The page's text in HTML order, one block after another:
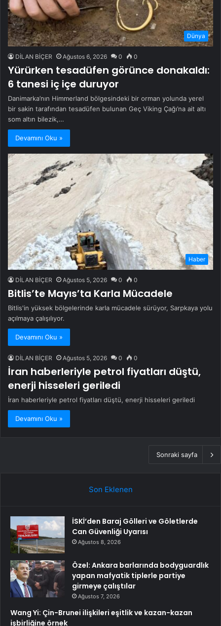
Dünya
DİLAN BİÇER Ağustos 6, 2026 0 0
Yürürken tesadüfen görünce donakaldı:
6 tanesi iç içe duruyor
Danimarka’nın Himmerland bölgesindeki bir orman yolunda yerel
bir sakin tarafından tesadüfen bulunan Geç Viking Çağı’na ait altı
som altın bilezik,…
Devamını Oku »
Haber
DİLAN BİÇER Ağustos 5, 2026 0 0
Bitlis’te Mayıs’ta Karla Mücadele
Bitlis'in yüksek bölgelerinde karla mücadele sürüyor, Sarpkaya yolu
açılmaya çalışılıyor.
Devamını Oku »
DİLAN BİÇER Ağustos 5, 2026 0 0
İran haberleriyle petrol fiyatları düştü,
enerji hisseleri geriledi
İran haberleriyle petrol fiyatları düştü, enerji hisseleri geriledi
Devamını Oku »
Sonraki sayfa
Son Eklenen
İSKİ’den Baraj Gölleri ve Göletlerde
Can Güvenliği Uyarısı
Ağustos 8, 2026
Özel: Ankara barlarında bodyguardlık
yapan mafyatik tiplerle partiye
girmeye çalıştılar
Ağustos 7, 2026
Wang Yi: Çin-Brunei ilişkileri eşitlik ve kazan-kazan
işbirliğine örnek